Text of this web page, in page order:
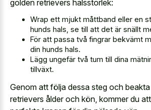
golden retrievers halsstorlek:
Wrap ett mjukt måttband eller en
hunds hals, se till att det är snällt
För att passa två fingrar bekvämt
din hunds hals.
Lägg ungefär två tum till dina
tillväxt.
Genom att följa dessa steg och
retrievers ålder och kön, kommer du